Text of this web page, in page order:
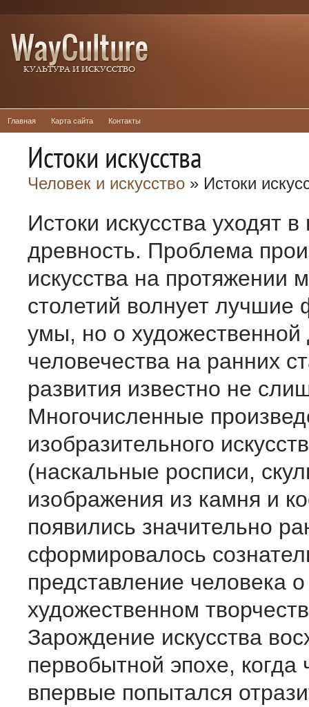
Главная Карта сайта Контакты
Истоки искусства
Человек и искусство » Истоки
Истоки искусства уходят в
древность. Проб­лема
искусства на протяжении
столетий волнует лучшие
умы, но о художе­ственной
человечества на ранних
развития известно не
Многочисленные
изобразительного
(наскальные росписи,
изображения из камня и
появились значительно
сформировалось
представление человека о
художественном
Зарождение искусства
первобыт­ной эпохе, когда
впервые попытался